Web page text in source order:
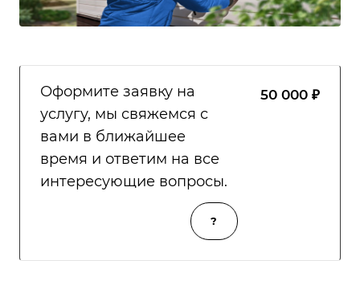
Оформите заявку на
услугу, мы свяжемся с
вами в ближайшее
время и ответим на все
интересующие вопросы.
50 000 ₽
?